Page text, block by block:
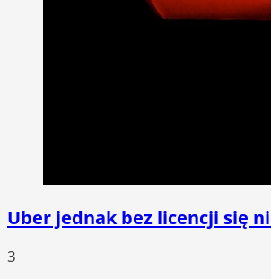
Uber jednak bez licencji się
3